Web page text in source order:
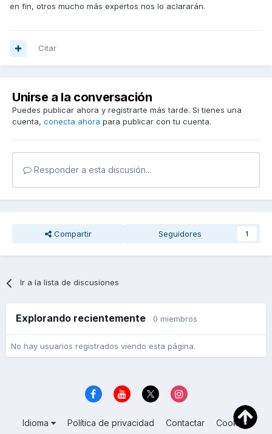
en fin, otros mucho más expertos nos lo aclararán.
Citar
Unirse a la conversación
Puedes publicar ahora y registrarte más tarde. Si tienes una
cuenta, conecta ahora para publicar con tu cuenta.
Responder a esta discusión...
Compartir Seguidores 1
Ir a la lista de discusiones
Explorando recientemente 0 miembros
No hay usuarios registrados viendo esta página.
Idioma Política de privacidad Contactar Cookies